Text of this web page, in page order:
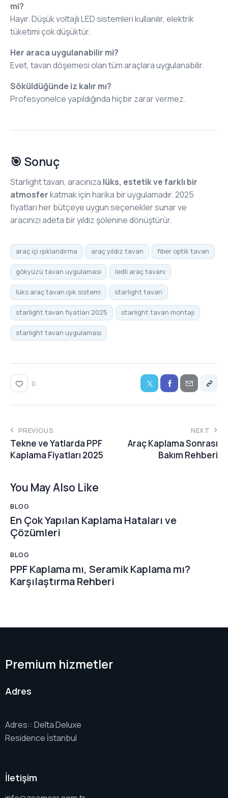
mi?
Hayır. Düşük voltajlı LED sistemleri kullanılır, elektrik
tüketimi çok düşüktür.
Her araca uygulanabilir mi?
Evet, tavan döşemesi olan tüm araçlara uygulanabilir.
Söküldüğünde iz kalır mı?
Profesyonelce yapıldığında hiçbir zarar vermez.
🎯 Sonuç
Starlight tavan, aracınıza lüks, estetik ve farklı bir
atmosferkatmak için harika bir uygulamadır. 2025
fiyatları her bütçeye uygun seçenekler sunar ve
aracınızı adeta bir yıldız şölenine dönüştürür.
araç içi ışıklandırma araç yıldız tavan fiber optik tavan
gökyüzü tavan uygulaması ledli araç tavanı
lüks araç tavan ışık sistemi starlight tavan
starlight tavan fiyatları 2025 starlight tavan montajı
starlight tavan uygulaması
0
PREVIOUS
Tekne ve Yatlarda PPF
Kaplama Fiyatları 2025
NEXT
Araç Kaplama Sonrası
Bakım Rehberi
You May Also Like
BLOG
En Çok Yapılan Kaplama Hataları ve
Çözümleri
BLOG
PPF Kaplama mı, Seramik Kaplama mı?
Karşılaştırma Rehberi
Premium hizmetler
Adres
Adres:: Delta Deluxe
Residence İstanbul
İletişim